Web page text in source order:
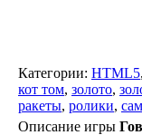
Категории: HTML5,
кот том, золото,
ракеты, ролики,
Описание игры